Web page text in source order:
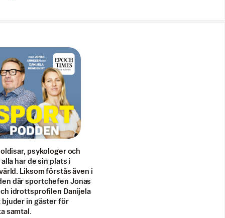
psykologer och
har de sin plats i
Liksom förstås även i
där sportchefen Jonas
idrottsprofilen Danijela
bjuder in gäster för
samtal.